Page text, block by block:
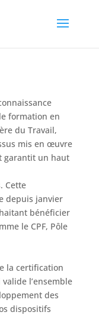
formation en
du Travail,
mis en œuvre
garantit un haut
Cette
depuis janvier
bénéficier
le CPF, Pôle
la certification
l’ensemble
des
dispositifs